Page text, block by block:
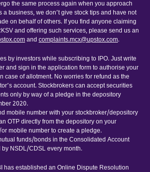
the same process again when you approach
a business, we don’t give stock tips and have not
on behalf of others. If you find anyone claiming
and offering such services, please send us an
and complaints.mcx@upstox.com.
by investors while subscribing to IPO. Just write
and sign in the application form to authorise your
case of allotment. No worries for refund as the
account. Stockbrokers can accept securities
only by way of a pledge in the depository
2020.
mobile number with your stockbroker/depository
OTP directly from the depository on your
mobile number to create a pledge.
funds/bonds in the Consolidated Account
NSDL/CDSL every month.
has established an Online Dispute Resolution